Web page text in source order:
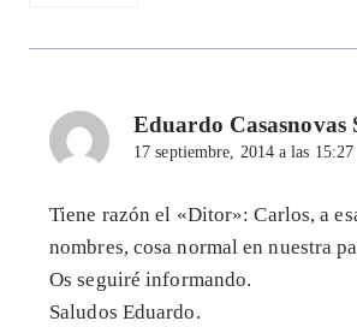
Eduardo Casasnovas
17 septiembre, 2014 a las 15:27
Tiene razón el «Ditor»: Carlos, a
nombres, cosa normal en nuestra
Os seguiré informando.
Saludos Eduardo.